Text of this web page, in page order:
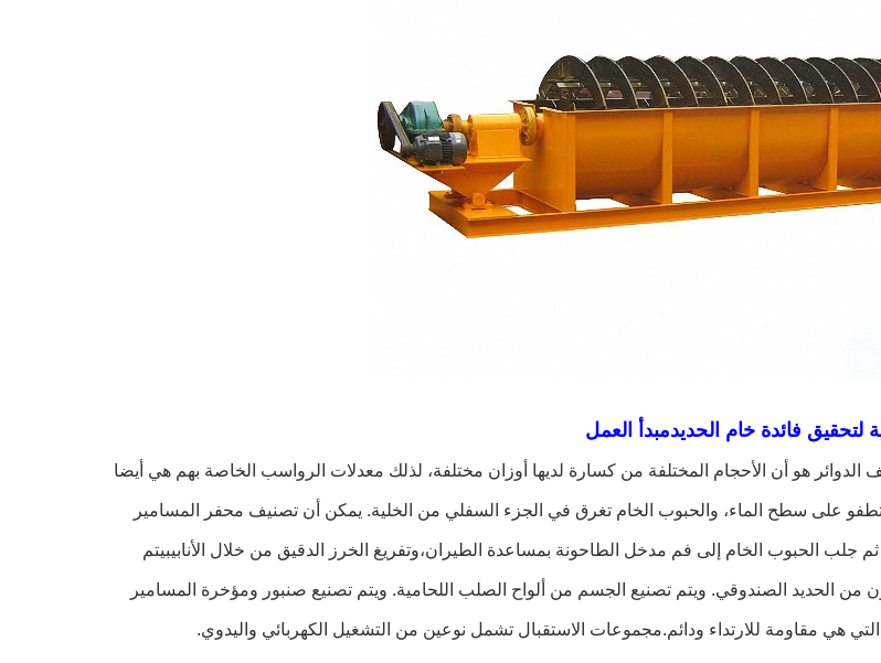
لتحقيق فائدة خام الحديدمبدأ العمل
الدوائر هو أن الأحجام المختلفة من كسارة لديها أوزان مختلفة، لذلك معدلات الرواسب الخاصة بهم هي أيضا
على سطح الماء، والحبوب الخام تغرق في الجزء السفلي من الخلية. يمكن أن تصنيف محفر المسامير
جلب الحبوب الخام إلى فم مدخل الطاحونة بمساعدة الطيران،وتفريغ الخرز الدقيق من خلال الأنابيبيتم
من الحديد الصندوقي. ويتم تصنيع الجسم من ألواح الصلب اللحامية. ويتم تصنيع صنبور ومؤخرة المسامير
هي مقاومة للارتداء ودائم.مجموعات الاستقبال تشمل نوعين من التشغيل الكهربائي واليدوي.